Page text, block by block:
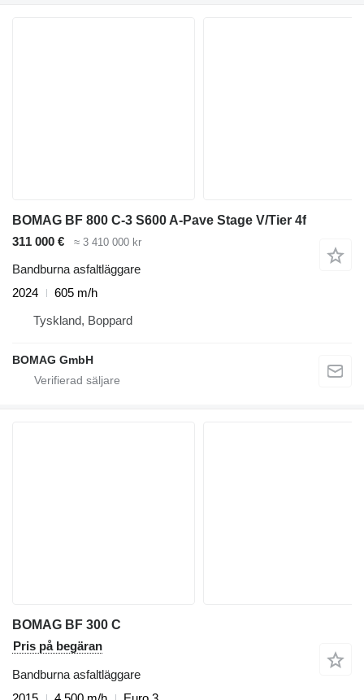
BOMAG BF 800 C-3 S600 A-Pave Stage V/Tier 4f
311 000 €
≈ 3 410 000 kr
Bandburna asfaltläggare
2024
605 m/h
Tyskland, Boppard
BOMAG GmbH
BOMAG BF 300 C
Pris på begäran
Bandburna asfaltläggare